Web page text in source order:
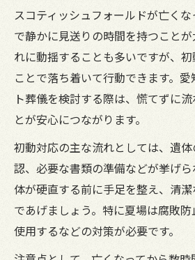
スコティッシュフォールドが亡く
で静かに見送りの時間を持つこと
れに動揺することも多いですが、初
ことで落ち着いて行動できます。
ト葬儀を検討する際は、慌てずに
とが安心につながります。
初動対応の主な流れとしては、遺
認、必要な書類の準備などが挙げ
体が硬直する前に手足を整え、清
であげましょう。特に夏場は腐敗
使用するなどの対策が必要です。